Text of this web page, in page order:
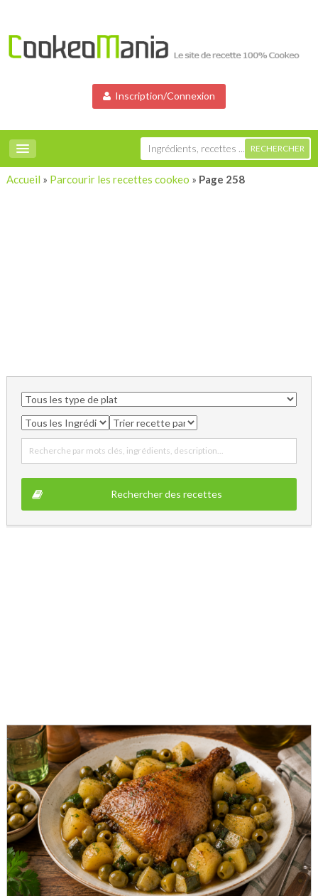
Inscription/Connexion
Accueil » Parcourir les recettes cookeo » Page 258
Recherche par mots clés, ingrédients, description...